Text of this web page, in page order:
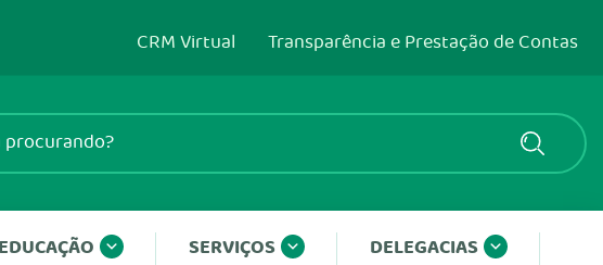
CRM Virtual Transparência e Prestação de Contas
EDUCAÇÃO SERVIÇOS DELEGACIAS